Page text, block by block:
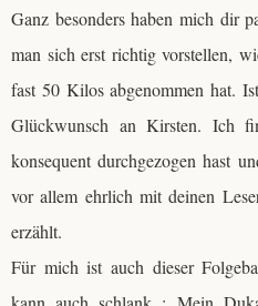
Ganz besonders haben mich dir
man sich erst richtig vorstellen,
fast 50 Kilos abgenommen hat.
Glückwunsch an Kirsten. Ich
konsequent durchgezogen hast
vor allem ehrlich mit deinen
erzählt.
Für mich ist auch dieser